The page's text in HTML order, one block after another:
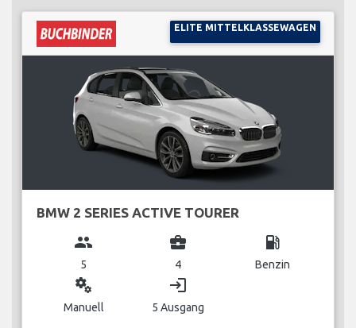
ELITE MITTELKLASSEWAGEN
BMW 2 SERIES ACTIVE TOURER
group
5
business_center
4
local_gas_station
Benzin
miscellaneous_services
Manuell
login
5 Ausgang